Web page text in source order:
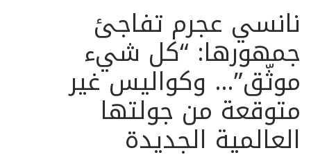
نانسي عجرم تفاجئ
جمهورها: “كل شيء
موثّق”… وكواليس غير
متوقعة من جولتها
العالمية الجديدة